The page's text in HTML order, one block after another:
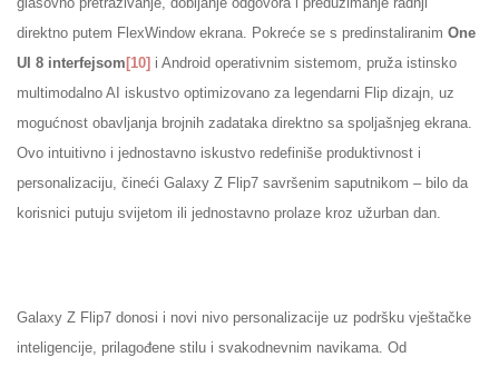
direktno putem FlexWindow ekrana. Pokreće se s predinstaliranim One
UI 8 interfejsom[10] i Android operativnim sistemom, pruža istinsko
multimodalno AI iskustvo optimizovano za legendarni Flip dizajn, uz
mogućnost obavljanja brojnih zadataka direktno sa spoljašnjeg ekrana.
Ovo intuitivno i jednostavno iskustvo redefiniše produktivnost i
personalizaciju, čineći Galaxy Z Flip7 savršenim saputnikom – bilo da
korisnici putuju svijetom ili jednostavno prolaze kroz užurban dan.
Galaxy Z Flip7 donosi i novi nivo personalizacije uz podršku vještačke
inteligencije, prilagođene stilu i svakodnevnim navikama. Od